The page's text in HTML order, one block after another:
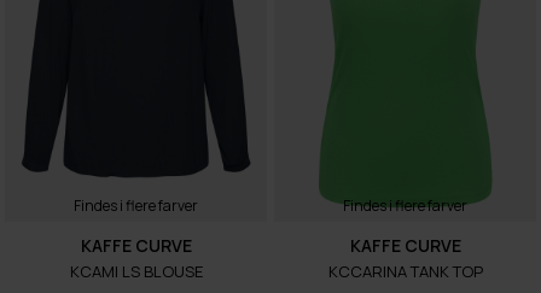
Findes i flere farver
KAFFE CURVE
KCAMI LS BLOUSE
Findes i flere farver
KAFFE CURVE
KCCARINA TANK TOP